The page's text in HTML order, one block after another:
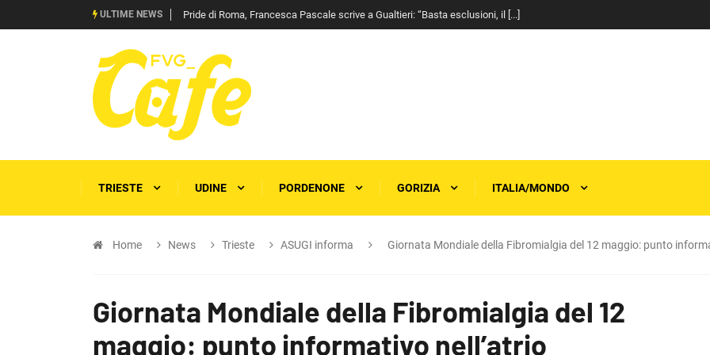
ULTIME NEWS Pride di Roma, Francesca Pascale scrive a Gualtieri: “Basta esclusioni, il [...]
TRIESTE UDINE PORDENONE GORIZIA ITALIA/MONDO
Home News Trieste ASUGI informa Giornata Mondiale della Fibromialgia del 12 maggio: punto
Giornata Mondiale della Fibromialgia del 12
maggio: punto informativo nell’atrio